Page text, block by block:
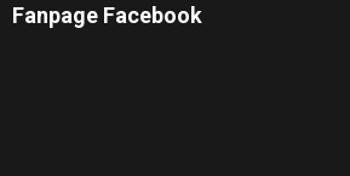
Fanpage Facebook